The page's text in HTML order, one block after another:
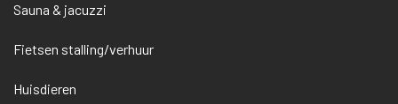
Sauna & jacuzzi
Fietsen stalling/verhuur
Huisdieren